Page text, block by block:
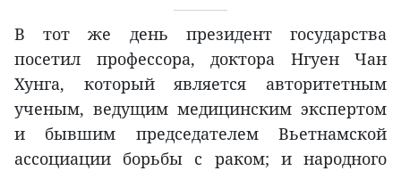
В тот же день президент государства
посетил профессора, доктора Нгуен Чан
Хунга, который является авторитетным
ученым, ведущим медицинским экспертом
и бывшим председателем Вьетнамской
ассоциации борьбы с раком; и народного